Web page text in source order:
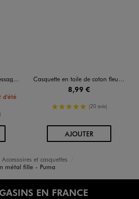
fille
d'été
Casquette en toile de coton fleurie fille
8,99 €
5/5 de moyenne
(20 avis)
AJOUTERAU PANIER
Accessoires et casquettes
métal fille - Puma
EN FRANCE